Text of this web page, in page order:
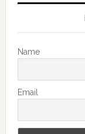
Name
Email